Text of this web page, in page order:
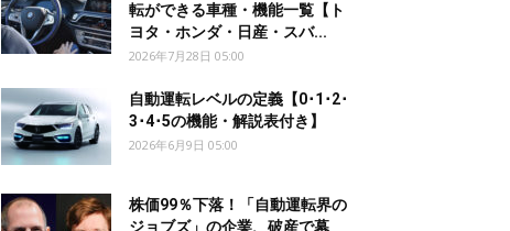
転ができる車種・機能一覧【ト
ヨタ・ホンダ・日産・スバ...
2026年7月28日 05:00
自動運転レベルの定義【0･1･2･
3･4･5の機能・解説表付き】
2026年6月9日 05:00
株価99％下落！「自動運転界の
ジョブズ」の企業、破産で幕